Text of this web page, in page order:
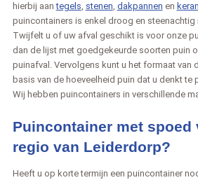
hierbij aantegels, stenen, dakpannen en
puincontainers is enkel droog en steenachtig
Twijfelt u of uw afval geschikt is voor onze
dan de lijst met goedgekeurde soorten puin
puinafval. Vervolgens kunt u het formaat van
basis van de hoeveelheid puin dat u denkt te
Wij hebben puincontainers in verschillende
Puincontainer met spoed
regio van Leiderdorp?
Heeft u op korte termijn een puincontainer